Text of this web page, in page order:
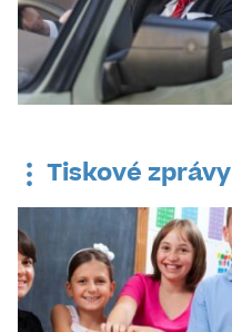
Tiskové zprávy